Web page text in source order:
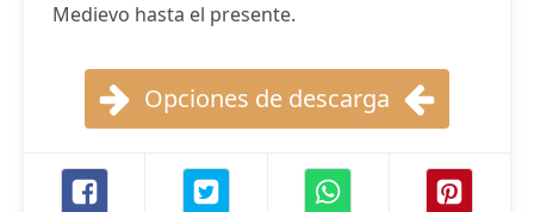
Medievo hasta el presente.
Opciones de descarga